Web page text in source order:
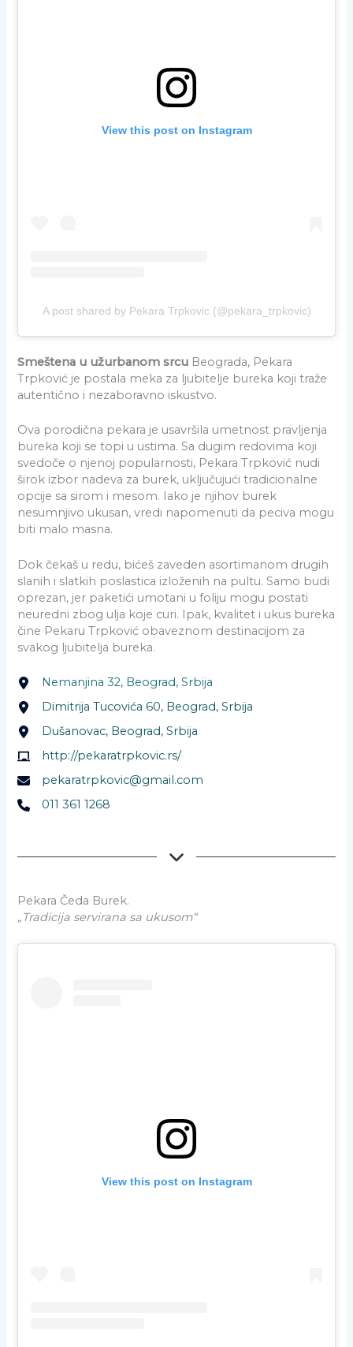
View this post on Instagram
A post shared by Pekara Trpkovic (@pekara_trpkovic)
Smeštena u užurbanom srcu Beograda, Pekara
Trpković je postala meka za ljubitelje bureka koji traže
autentično i nezaboravno iskustvo.
Ova porodična pekara je usavršila umetnost pravljenja
bureka koji se topi u ustima. Sa dugim redovima koji
svedoče o njenoj popularnosti, Pekara Trpković nudi
širok izbor nadeva za burek, uključujući tradicionalne
opcije sa sirom i mesom. Iako je njihov burek
nesumnjivo ukusan, vredi napomenuti da peciva mogu
biti malo masna.
Dok čekaš u redu, bićeš zaveden asortimanom drugih
slanih i slatkih poslastica izloženih na pultu. Samo budi
oprezan, jer paketići umotani u foliju mogu postati
neuredni zbog ulja koje curi. Ipak, kvalitet i ukus bureka
čine Pekaru Trpković obaveznom destinacijom za
svakog ljubitelja bureka.
Nemanjina 32, Beograd, Srbija
Dimitrija Tucovića 60, Beograd, Srbija
Dušanovac, Beograd, Srbija
http://pekaratrpkovic.rs/
pekaratrpkovic@gmail.com
011 361 1268
Pekara Čeda Burek.
„Tradicija servirana sa ukusom“
View this post on Instagram